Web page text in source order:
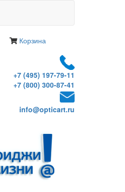
Корзина
+7 (495) 197-79-11
+7 (800) 300-87-41
info@opticart.ru